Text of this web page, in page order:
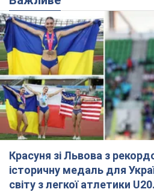
Красуня зі Львова з
історичну медаль для
світу з легкої атлетики